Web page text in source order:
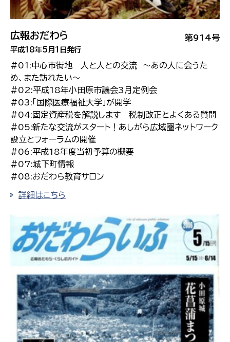
第914号
広報おだわら
平成18年5月1日発行
#01:中心市街地 人と人との交流 〜あの人に会うた
め、また訪れたい〜
#02:平成18年小田原市議会3月定例会
#03:「国際医療福祉大学」が開学
#04:固定資産税を解説します 税制改正とよくある質問
#05:新たな交流がスタート！あしがら広域圏ネットワーク
設立とフォーラムの開催
#06:平成18年度当初予算の概要
#07:城下町情報
#08:おだわら教育サロン
詳細はこちら